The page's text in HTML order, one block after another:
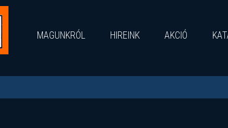
MAGUNKRÓL HIREINK AKCIÓ